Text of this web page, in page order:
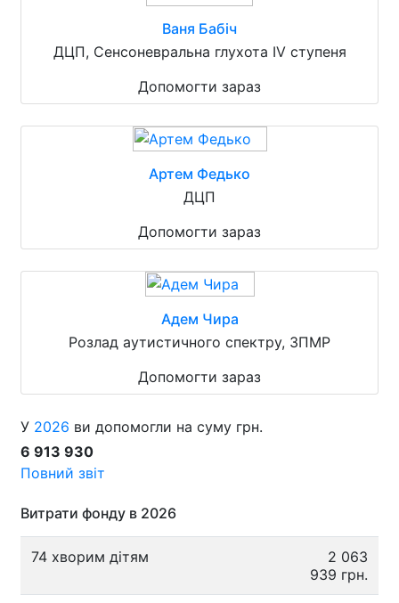
Ваня Бабіч
ДЦП, Сенсоневральна глухота IV ступеня
Допомогти зараз
Артем Федько
ДЦП
Допомогти зараз
Адем Чира
Розлад аутистичного спектру, ЗПМР
Допомогти зараз
У 2026 ви допомогли на суму грн.
6 913 930
Повний звіт
Витрати фонду в 2026
74 хворим дітям
2 063
939 грн.